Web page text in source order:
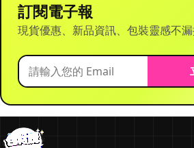
訂閱電子報
現貨優惠、新品資訊、包裝靈感不漏